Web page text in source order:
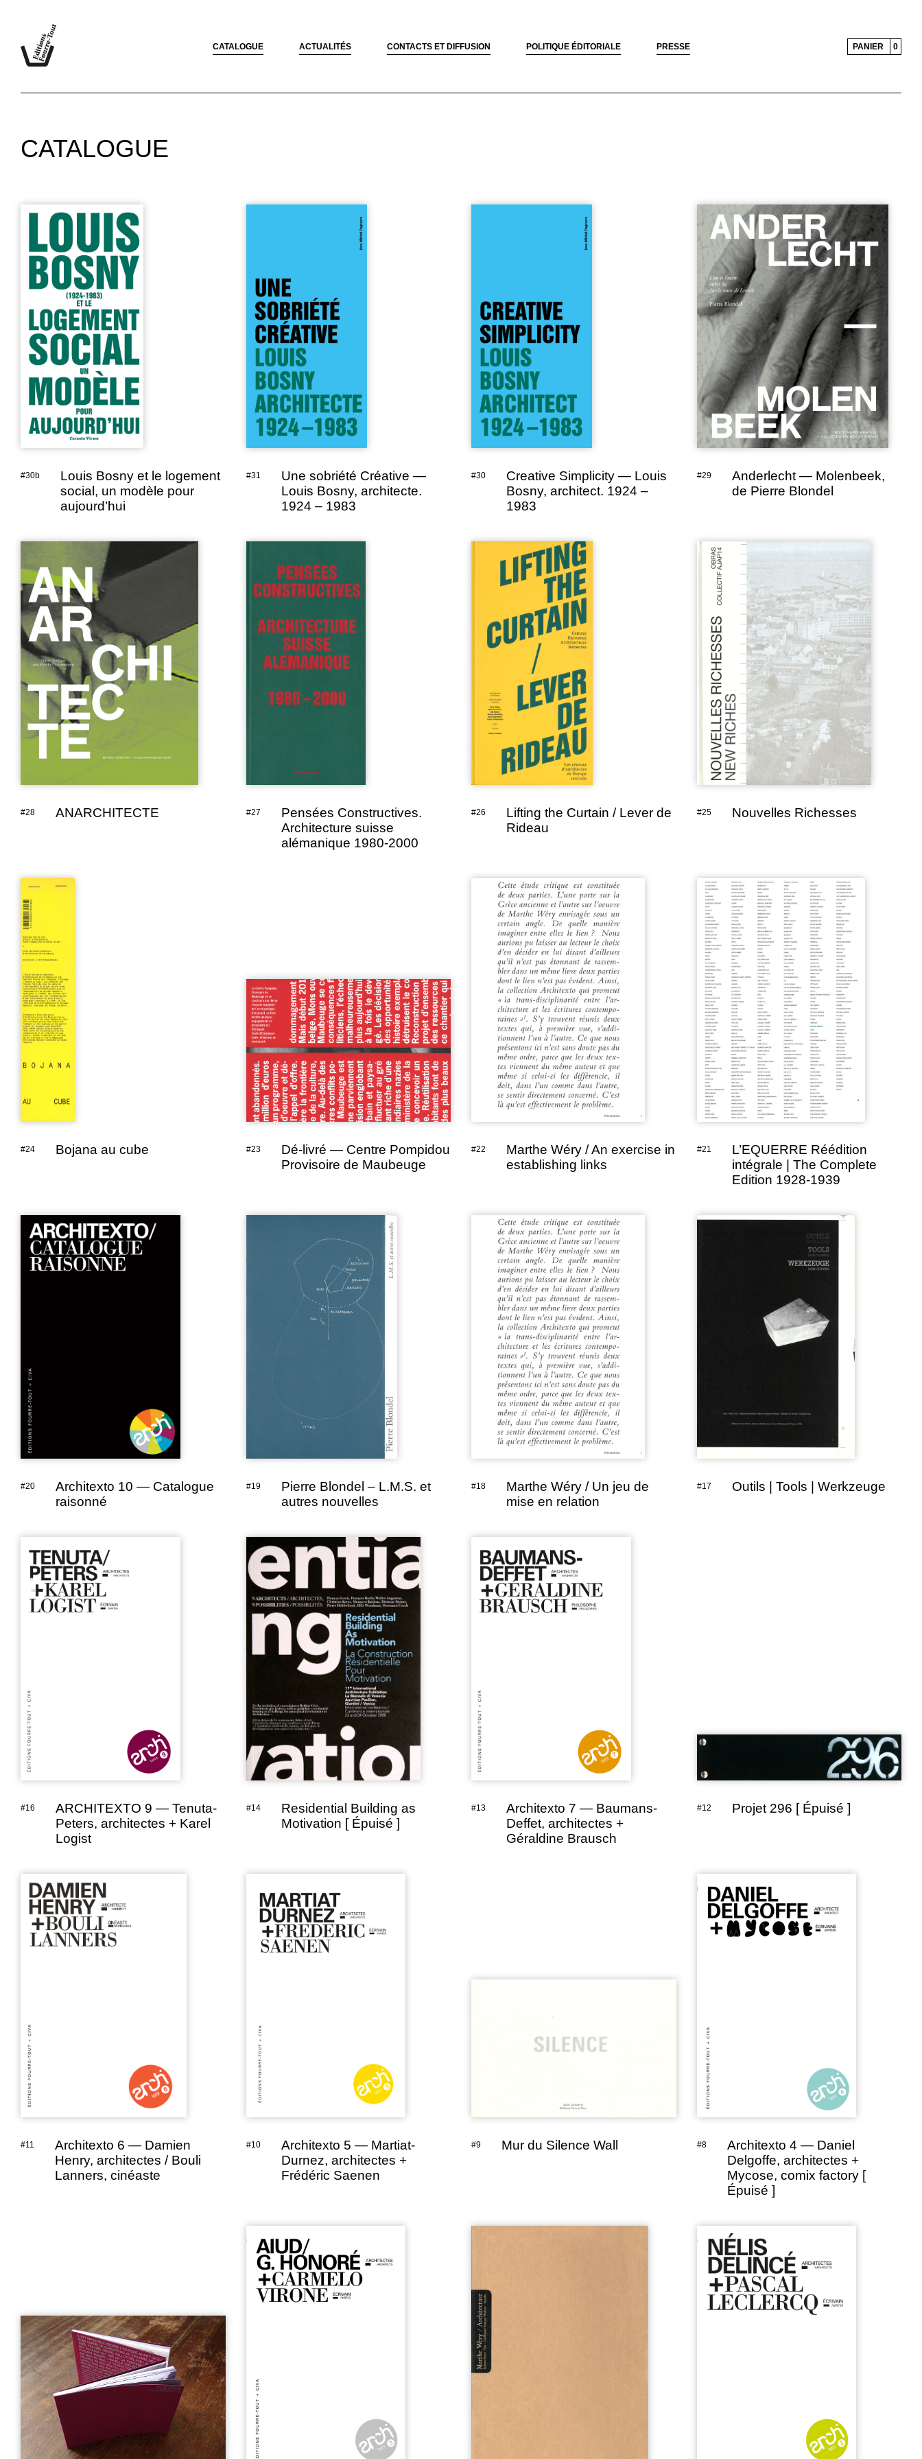
CATALOGUE ACTUALITÉS CONTACTS ET DIFFUSION POLITIQUE ÉDITORIALE PRESSE PANIER 0
CATALOGUE
#30b
Louis Bosny et le logement
social, un modèle pour
aujourd’hui
#31
Une sobriété Créative —
Louis Bosny, architecte.
1924 – 1983
#30
Creative Simplicity — Louis
Bosny, architect. 1924 –
1983
#29
Anderlecht — Molenbeek,
de Pierre Blondel
#28 ANARCHITECTE #27
Pensées Constructives.
Architecture suisse
alémanique 1980-2000
#26
Lifting the Curtain / Lever de
Rideau
#25 Nouvelles Richesses
#24 Bojana au cube #23
Dé-livré — Centre Pompidou
Provisoire de Maubeuge
#22
Marthe Wéry / An exercise in
establishing links
#21
L’EQUERRE Réédition
intégrale | The Complete
Edition 1928-1939
#20
Architexto 10 — Catalogue
raisonné
#19
Pierre Blondel – L.M.S. et
autres nouvelles
#18
Marthe Wéry / Un jeu de
mise en relation
#17 Outils | Tools | Werkzeuge
#16
ARCHITEXTO 9 — Tenuta-
Peters, architectes + Karel
Logist
#14
Residential Building as
Motivation [ Épuisé ]
#13
Architexto 7 — Baumans-
Deffet, architectes +
Géraldine Brausch
#12 Projet 296 [ Épuisé ]
#11
Architexto 6 — Damien
Henry, architectes / Bouli
Lanners, cinéaste
#10
Architexto 5 — Martiat-
Durnez, architectes +
Frédéric Saenen
#9 Mur du Silence Wall #8
Architexto 4 — Daniel
Delgoffe, architectes +
Mycose, comix factory [
Épuisé ]